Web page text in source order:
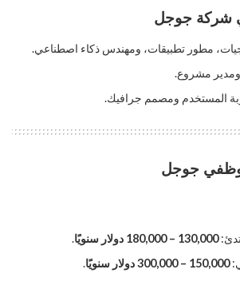
شركة جوجل
مطور تطبيقات، ومهندس ذكاء اصطناعي.
ومدير مشروع.
المستخدم ومصمم جرافيك.
جوجل
130,000 – 180,000 دولار سنويًا
.
150,000 – 300,000 دولار سنويًا .